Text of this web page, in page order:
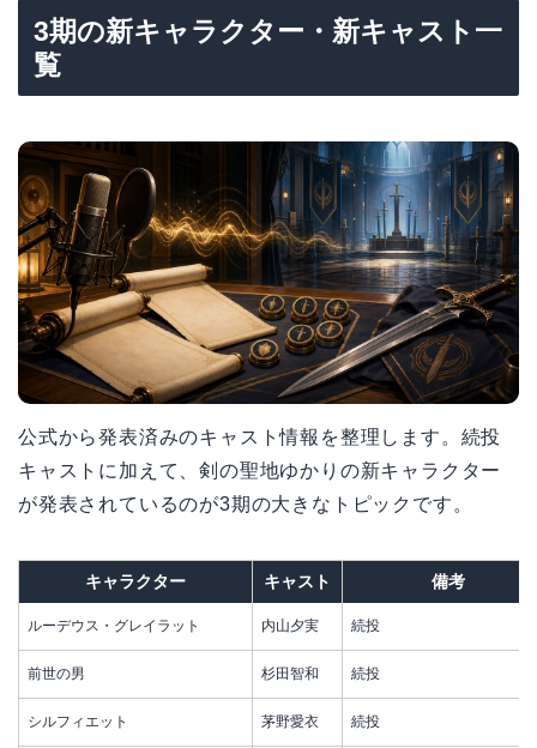
3期の新キャラクター・新キャスト一
覧
公式から発表済みのキャスト情報を整理します。続投
キャストに加えて、剣の聖地ゆかりの新キャラクター
が発表されているのが3期の大きなトピックです。
キャラクター キャスト 備考
ルーデウス・グレイラット 内山夕実 続投
前世の男 杉田智和 続投
シルフィエット 茅野愛衣 続投